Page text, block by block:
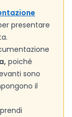
presentare
poiché
sono
il